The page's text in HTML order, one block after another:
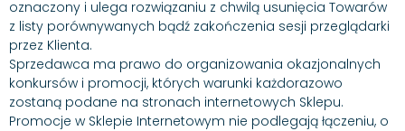
oznaczony i ulega rozwiązaniu z chwilą usunięcia Towarów
z listy porównywanych bądź zakończenia sesji przeglądarki
przez Klienta.
Sprzedawca ma prawo do organizowania okazjonalnych
konkursów i promocji, których warunki każdorazowo
zostaną podane na stronach internetowych Sklepu.
Promocje w Sklepie Internetowym nie podlegają łączeniu, o